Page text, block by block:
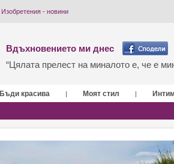
Изобретения - новини
Вдъхновението ми днес
“Цялата прелест на миналото е, че е
Бъди красива | Моят стил |